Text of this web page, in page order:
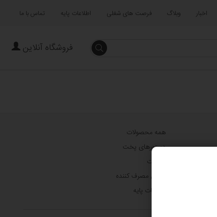
اخبار وبلاگ فرصت های شغلی اطلاعات پایه تماس با ما
جستجو فروشگاه آنلاین
همه محصولات
دستورهای پخت
خدمات
بینش مصرف کننده
اطلاعات پایه